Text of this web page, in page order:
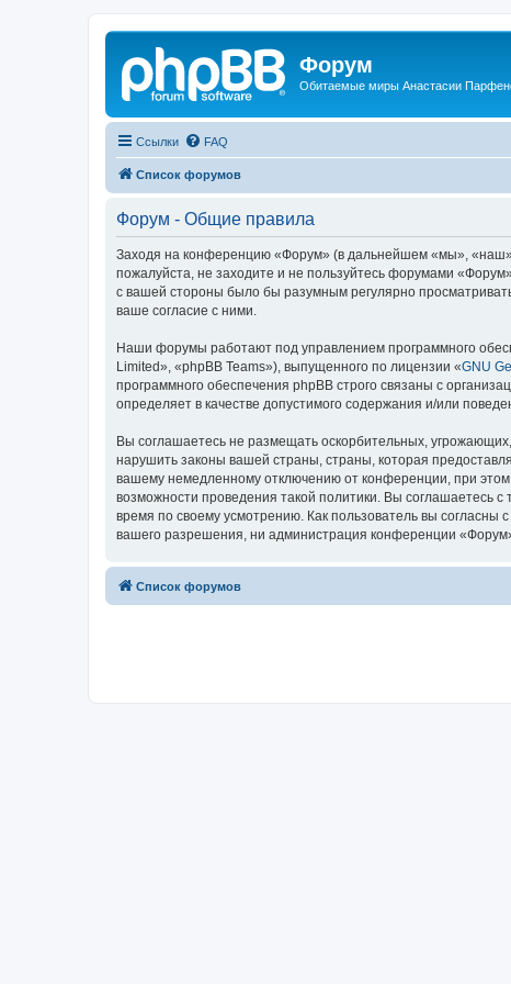
Форум
Обитаемые миры Анастасии
Ссылки FAQ
Список форумов
Форум - Общие правила
Заходя на конференцию «Форум» (в дальнейшем «мы»,
пожалуйста, не заходите и не пользуйтесь форумами
с вашей стороны было бы разумным регулярно
ваше согласие с ними.
Наши форумы работают под управлением программного
Limited», «phpBB Teams»), выпущенного по лицензии «GNU
программного обеспечения phpBB строго связаны с
определяет в качестве допустимого содержания и/или
Вы соглашаетесь не размещать оскорбительных,
нарушить законы вашей страны, страны, которая
вашему немедленному отключению от конференции, при
возможности проведения такой политики. Вы соглашаетесь
время по своему усмотрению. Как пользователь вы
вашего разрешения, ни администрация конференции
Список форумов